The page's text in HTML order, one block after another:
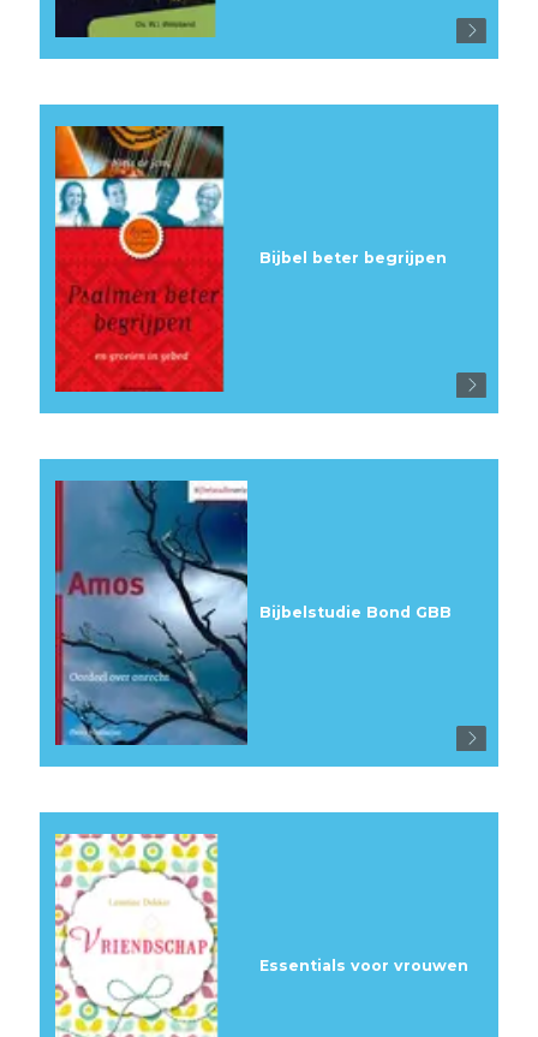
Bijbel beter begrijpen
Bijbelstudie Bond GBB
Essentials voor vrouwen